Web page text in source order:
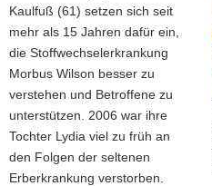
Kaulfuß (61) setzen sich seit
mehr als 15 Jahren dafür ein,
die Stoffwechselerkrankung
Morbus Wilson besser zu
verstehen und Betroffene zu
unterstützen. 2006 war ihre
Tochter Lydia viel zu früh an
den Folgen der seltenen
Erberkrankung verstorben.